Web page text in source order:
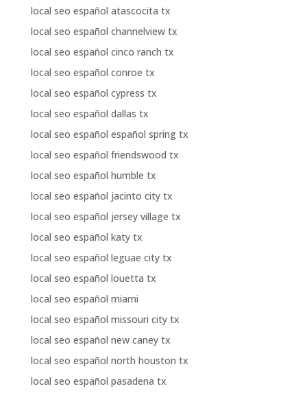
local seo español atascocita tx
local seo español channelview tx
local seo español cinco ranch tx
local seo español conroe tx
local seo español cypress tx
local seo español dallas tx
local seo español español spring tx
local seo español friendswood tx
local seo español humble tx
local seo español jacinto city tx
local seo español jersey village tx
local seo español katy tx
local seo español leguae city tx
local seo español louetta tx
local seo español miami
local seo español missouri city tx
local seo español new caney tx
local seo español north houston tx
local seo español pasadena tx